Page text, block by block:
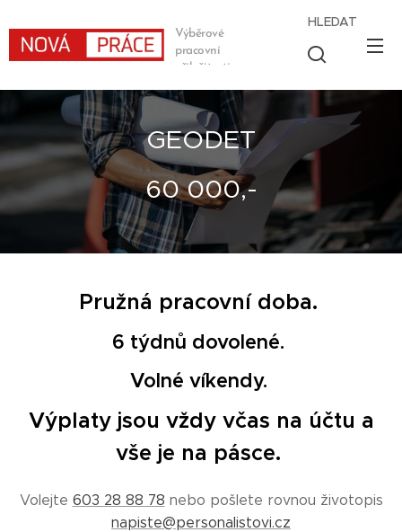
Výběrové
pracovní
příležitosti
HLEDAT
GEODET
60 000,-
Pružná pracovní doba.
6 týdnů dovolené.
Volné víkendy.
Výplaty jsou vždy včas na účtu a
vše je na pásce.
Volejte 603 28 88 78 nebo pošlete rovnou životopis
napiste@personalistovi.cz